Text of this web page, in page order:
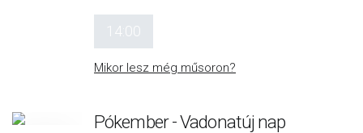
14:00
Mikor lesz még műsoron?
Pókember - Vadonatúj nap